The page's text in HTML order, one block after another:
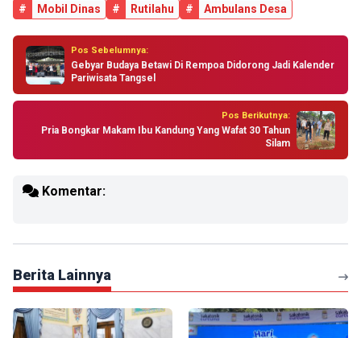
#
Mobil Dinas # Rutilahu # Ambulans Desa
Pos Sebelumnya:
Gebyar Budaya Betawi Di Rempoa Didorong Jadi Kalender
Pariwisata Tangsel
Pos Berikutnya:
Pria Bongkar Makam Ibu Kandung Yang Wafat 30 Tahun
Silam
Komentar:
Berita Lainnya